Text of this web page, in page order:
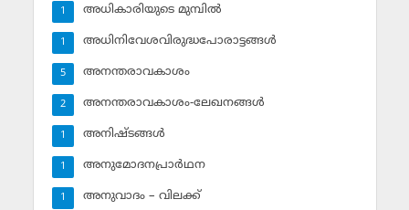
അധികാരിയുടെ മുമ്പില്‍
1
അധിനിവേശവിരുദ്ധപോരാട്ടങ്ങള്‍
1
അനന്തരാവകാശം
5
അനന്തരാവകാശം-ലേഖനങ്ങള്‍
2
അനിഷ്ടങ്ങള്‍
1
അനുമോദനപ്രാര്‍ഥന
1
അനുവാദം – വിലക്ക്‌
1